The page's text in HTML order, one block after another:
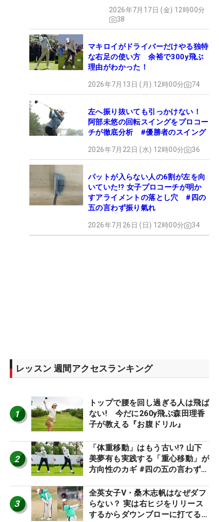
2026年7月17日 (金) 12時00分
38
マキロイがドライバーだけやる独特
な右足の使い方 余裕で300y飛ぶ
理由がわかった！
2026年7月13日 (月) 12時00分 74
左へ振り抜いても引っかけない！
阿部未悠の回転スイングをプロコー
チが徹底分析 #優勝者のスイング
2026年7月22日 (水) 12時00分 36
パットが入らない人の6割が左を向
いていた!? 女子プロコーチが明か
すアライメントの落とし穴 #四の
五の言わず振り氣れ
2026年7月26日 (日) 12時00分 34
レッスン 週間アクセスランキング
1
トップで腰を回し過ぎる人は飛ば
ない! 今だに260y飛ぶ森田理香
子が教える『お腹ドリル』
2
「体重移動」はもう古い!? 山下
美夢有も実践する「重心移動」が
方向性のカギ #四の五の言わず振
3
全英女子V・桑木志帆はなぜダフ
らない？ 実は右ヒジをリリース
するからダウンブローに打てる #